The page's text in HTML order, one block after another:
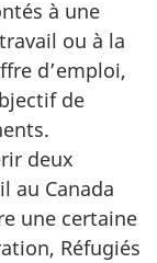
à une
ou à la
d’emploi,
de
deux
au Canada
une certaine
Réfugiés